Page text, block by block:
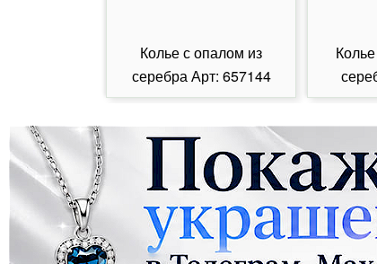
Колье с опалом из
серебра Арт: 657144